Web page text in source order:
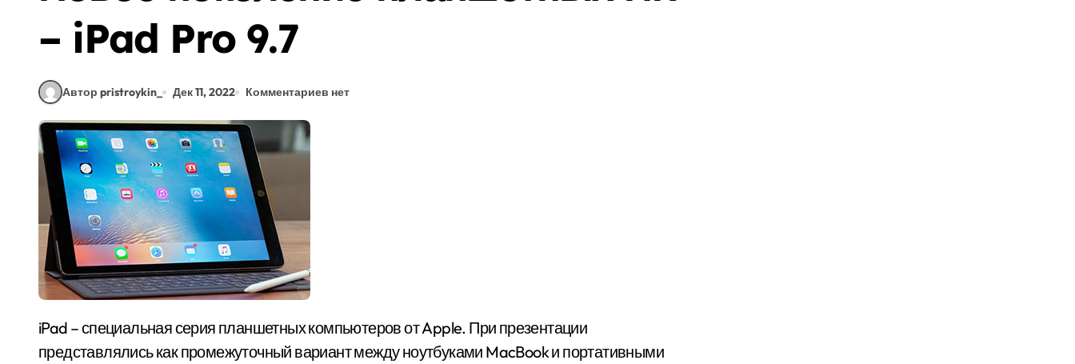
– iPad Pro 9.7
Автор pristroykin_ Дек 11, 2022 Комментариев нет
iPad – специальная серия планшетных компьютеров от Apple. При презентации
представлялись как промежуточный вариант между ноутбуками MacBook и портативными